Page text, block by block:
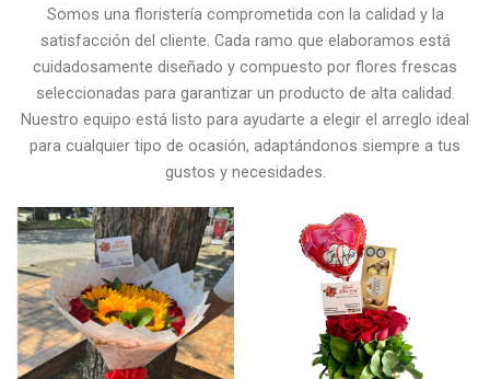
Somos una floristería comprometida con la calidad y la
satisfacción del cliente. Cada ramo que elaboramos está
cuidadosamente diseñado y compuesto por flores frescas
seleccionadas para garantizar un producto de alta calidad.
Nuestro equipo está listo para ayudarte a elegir el arreglo ideal
para cualquier tipo de ocasión, adaptándonos siempre a tus
gustos y necesidades.